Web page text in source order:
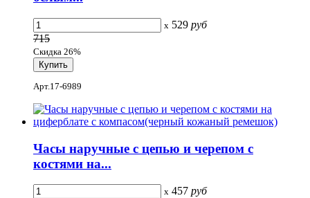
x 529 руб
715
Скидка 26%
Арт.17-6989
Часы наручные с цепью и черепом с
костями на...
x 457 руб